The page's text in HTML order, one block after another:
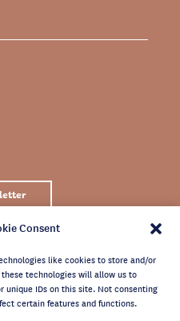
Consent
like cookies to store and/or
technologies will allow us to
unique IDs on this site. Not consenting
certain features and functions.